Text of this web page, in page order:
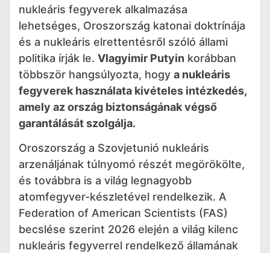
nukleáris fegyverek alkalmazása
lehetséges, Oroszország katonai doktrínája
és a nukleáris elrettentésről szóló állami
politika írják le. Vlagyimir Putyin korábban
többször hangsúlyozta, hogy a nukleáris
fegyverek használata kivételes intézkedés,
amely az ország biztonságának végső
garantálását szolgálja.
Oroszország a Szovjetunió nukleáris
arzenáljának túlnyomó részét megörökölte,
és továbbra is a világ legnagyobb
atomfegyver-készletével rendelkezik. A
Federation of American Scientists (FAS)
becslése szerint 2026 elején a világ kilenc
nukleáris fegyverrel rendelkező államának